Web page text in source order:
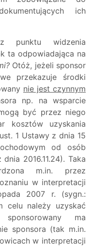
ich
punktu widzenia
ta odpowiadająca na
Otóż, jeżeli sponsor
przekazuje środki
nie jest czynnym
np. na wsparcie
być przez niego
kosztów uzyskania
1 Ustawy z dnia 15
od osób
2016.11.24). Taka
m.in. przez
w interpretacji
2007 r. (sygn.:
celu należy uzyskać
ma
sponsora (tak m.in.
w interpretacji